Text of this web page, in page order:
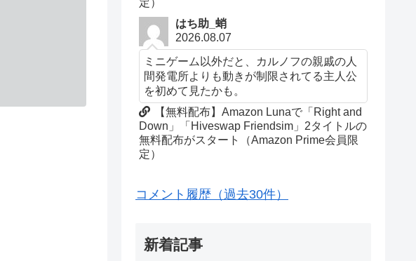
定）
はち助_蛸
2026.08.07
ミニゲーム以外だと、カルノフの親戚の人
間発電所よりも動きが制限されてる主人公
を初めて見たかも。
【無料配布】Amazon Lunaで「Right and
Down」「Hiveswap Friendsim」2タイトルの
無料配布がスタート（Amazon Prime会員限
定）
コメント履歴（過去30件）
新着記事